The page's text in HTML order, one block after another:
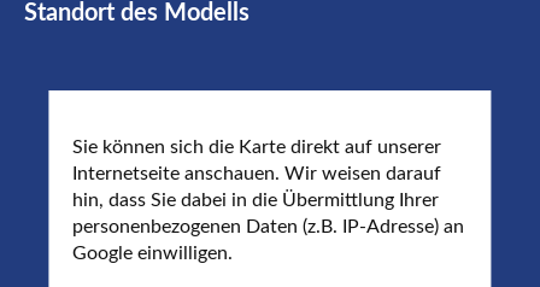
Standort des Modells
Sie können sich die Karte direkt auf unserer
Internetseite anschauen. Wir weisen darauf
hin, dass Sie dabei in die Übermittlung Ihrer
personenbezogenen Daten (z.B. IP-Adresse) an
Google einwilligen.